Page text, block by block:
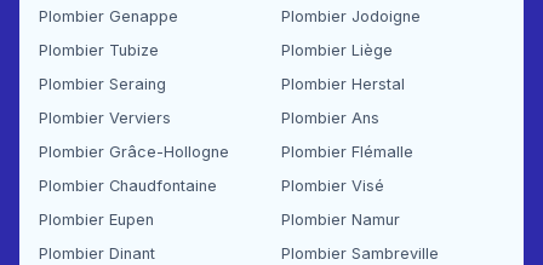
Plombier Genappe
Plombier Jodoigne
Plombier Tubize
Plombier Liège
Plombier Seraing
Plombier Herstal
Plombier Verviers
Plombier Ans
Plombier Grâce-Hollogne
Plombier Flémalle
Plombier Chaudfontaine
Plombier Visé
Plombier Eupen
Plombier Namur
Plombier Dinant
Plombier Sambreville